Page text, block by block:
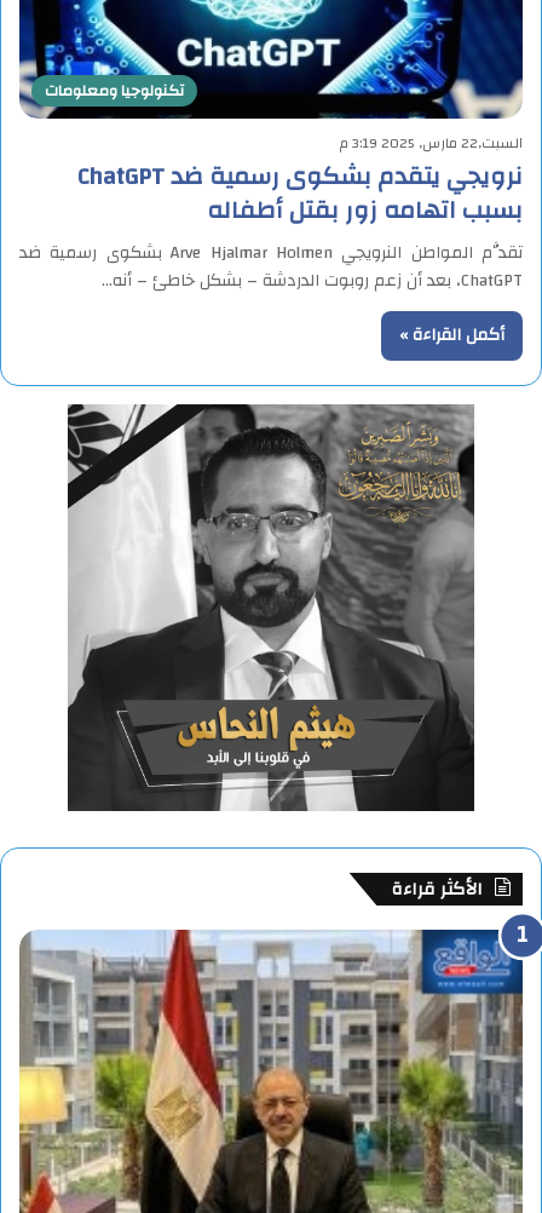
تكنولوجيا ومعلومات
السبت,22 مارس, 2025 3:19 م
نرويجي يتقدم بشكوى رسمية ضد ChatGPT
بسبب اتهامه زور بقتل أطفاله
تقدَّم المواطن النرويجي Arve Hjalmar Holmen بشكوى رسمية ضد
ChatGPT، بعد أن زعم روبوت الدردشة – بشكل خاطئ – أنه…
أكمل القراءة »
الأكثر قراءة